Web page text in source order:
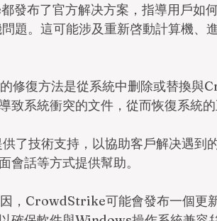
發布了官方解决方案，指導用戶如
題。這可能涉及重新啓動計算機、
修復方法是從系統中删除或替換
系統衝突的文件，從而恢復系統的
了技術支持，以協助客戶解决遇到
會話等方式提供幫助。
，CrowdStrike可能會發布一個更